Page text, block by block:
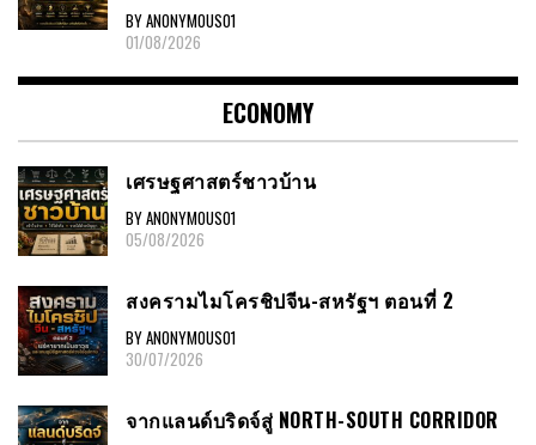
BY ANONYMOUS01
01/08/2026
ECONOMY
เศรษฐศาสตร์ชาวบ้าน
BY ANONYMOUS01
05/08/2026
สงครามไมโครชิปจีน-สหรัฐฯ ตอนที่ 2
BY ANONYMOUS01
30/07/2026
จากแลนด์บริดจ์สู่ NORTH-SOUTH CORRIDOR